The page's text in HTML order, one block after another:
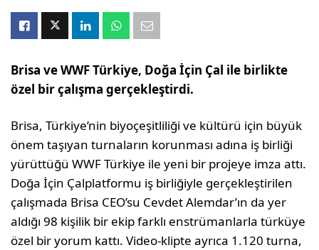
Brisa ve WWF Türkiye, Doğa İçin Çal ile birlikte
özel bir çalışma gerçekleştirdi.
Brisa, Türkiye’nin biyoçeşitliliği ve kültürü için büyük
önem taşıyan turnaların korunması adına iş birliği
yürüttüğü WWF Türkiye ile yeni bir projeye imza attı.
Doğa İçin Çalplatformu iş birliğiyle gerçekleştirilen
çalışmada Brisa CEO’su Cevdet Alemdar’ın da yer
aldığı 98 kişilik bir ekip farklı enstrümanlarla türküye
özel bir yorum kattı. Video-klipte ayrıca 1.120 turna,